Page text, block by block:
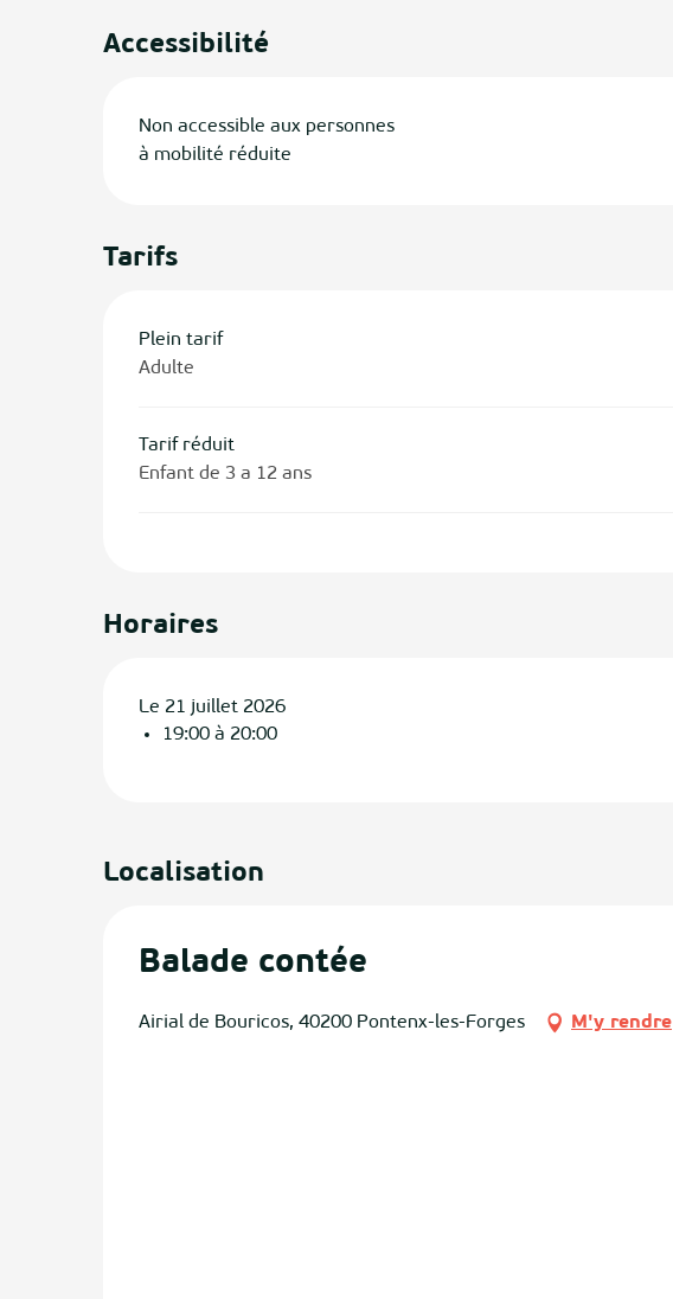
Accessibilité
Non accessible aux personnes
à mobilité réduite
Tarifs
Plein tarif
Adulte
Tarif réduit
Enfant de 3 a 12 ans
Horaires
Le 21 juillet 2026
19:00 à 20:00
Localisation
Balade contée
Airial de Bouricos, 40200 Pontenx-les-Forges M'y rendre